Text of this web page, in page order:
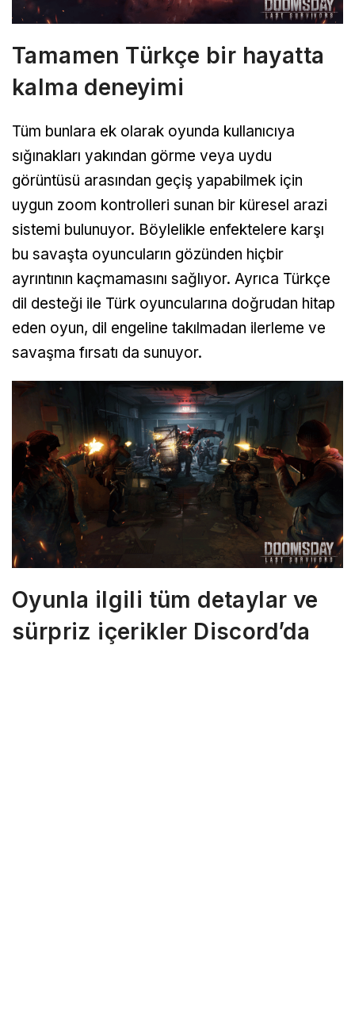
Tamamen Türkçe bir hayatta
kalma deneyimi
Tüm bunlara ek olarak oyunda kullanıcıya
sığınakları yakından görme veya uydu
görüntüsü arasından geçiş yapabilmek için
uygun zoom kontrolleri sunan bir küresel arazi
sistemi bulunuyor. Böylelikle enfektelere karşı
bu savaşta oyuncuların gözünden hiçbir
ayrıntının kaçmamasını sağlıyor. Ayrıca Türkçe
dil desteği ile Türk oyuncularına doğrudan hitap
eden oyun, dil engeline takılmadan ilerleme ve
savaşma fırsatı da sunuyor.
Oyunla ilgili tüm detaylar ve
sürpriz içerikler Discord’da